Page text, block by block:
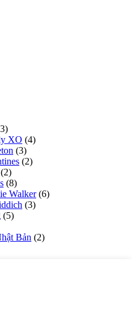
XO (4)
(3)
(2)
(2)
(8)
Walker (6)
(3)
(5)
Bản (2)